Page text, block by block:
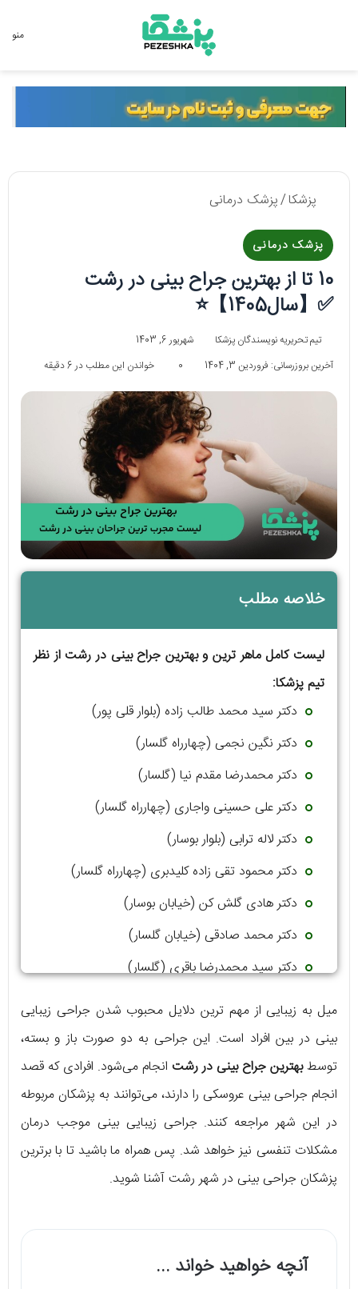
منو
پزشکا/پزشک درمانی
پزشک درمانی
10 تا از بهترین جراح بینی در رشت
✅【سال1405】⭐
تیم تحریریه نویسندگان پزشکا
شهریور 6, 1403
آخرین بروزرسانی: فروردین 3, 1404
0 خواندن این مطلب در 6 دقیقه
خلاصه مطلب
لیست کامل ماهر ترین و بهترین جراح بینی در رشت از نظر
تیم پزشکا:
دکتر سید محمد طالب زاده (بلوار قلی پور)
دکتر نگین نجمی (چهارراه گلسار)
دکتر محمدرضا مقدم نیا (گلسار)
دکتر علی حسینی واجاری (چهارراه گلسار)
دکتر لاله ترابی (بلوار بوسار)
دکتر محمود تقی زاده کلیدبری (چهارراه گلسار)
دکتر هادی گلش کن (خیابان بوسار)
دکتر محمد صادقی (خیابان گلسار)
دکتر سید محمدرضا باقری (گلسار)
دکتر فیروزه ضیا (چهارراه گلسار)
میل به زیبایی از مهم ترین دلایل محبوب شدن جراحی زیبایی
بینی در بین افراد است. این جراحی به دو صورت باز و بسته،
توسطبهترین جراح بینی در رشت انجام می‌شود. افرادی که قصد
انجام جراحی بینی عروسکی را دارند، می‌توانند به پزشکان مربوطه
در این شهر مراجعه کنند. جراحی زیبایی بینی موجب درمان
مشکلات تنفسی نیز خواهد شد. پس همراه ما باشید تا با برترین
پزشکان جراحی بینی در شهر رشت آشنا شوید.
آنچه خواهید خواند ...